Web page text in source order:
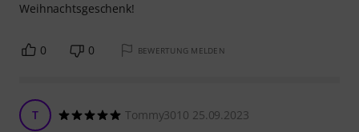
Weihnachtsgeschenk!
0 0 BEWERTUNG MELDEN
T Tommy3010 25.09.2023